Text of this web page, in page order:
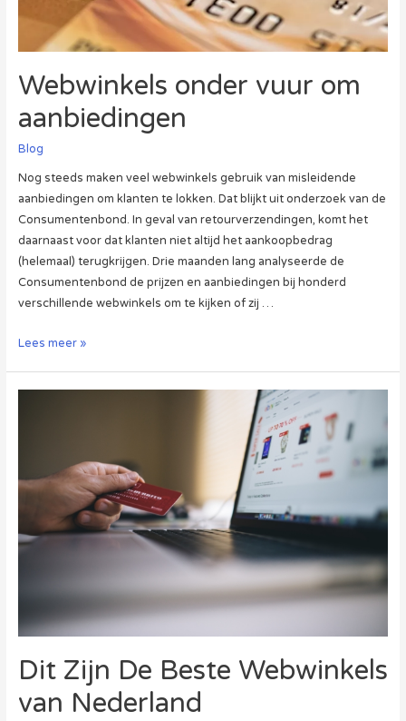
Webwinkels onder vuur om
aanbiedingen
Blog
Nog steeds maken veel webwinkels gebruik van misleidende
aanbiedingen om klanten te lokken. Dat blijkt uit onderzoek van de
Consumentenbond. In geval van retourverzendingen, komt het
daarnaast voor dat klanten niet altijd het aankoopbedrag
(helemaal) terugkrijgen. Drie maanden lang analyseerde de
Consumentenbond de prijzen en aanbiedingen bij honderd
verschillende webwinkels om te kijken of zij …
Webwinkels
Lees meer »
Dit Zijn De Beste Webwinkels
van Nederland